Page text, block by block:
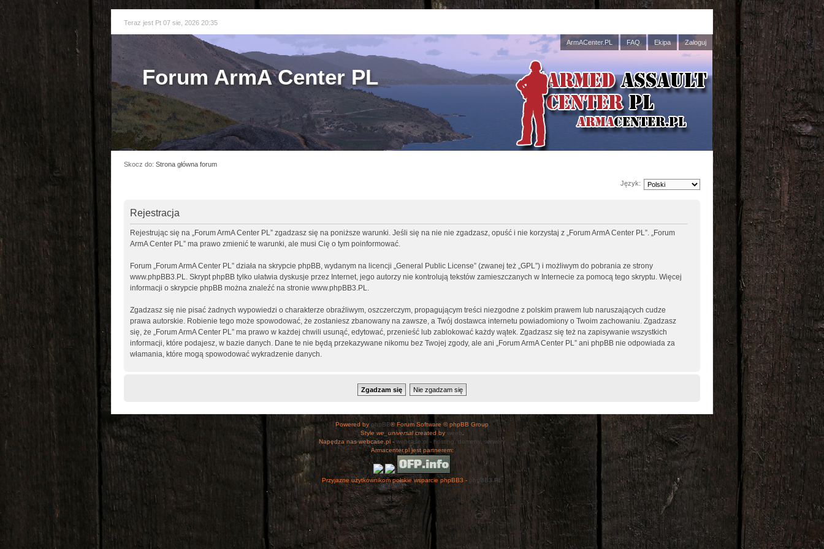
Teraz jest Pt 07 sie, 2026 20:35
ArmACenter.PL FAQ Ekipa Zaloguj
Forum ArmA Center PL
Skocz do: Strona główna forum
Język:
Rejestracja
Rejestrując się na „Forum ArmA Center PL” zgadzasz się na poniższe warunki. Jeśli się na nie nie zgadzasz, opuść i nie korzystaj z „Forum ArmA Center PL”. „Forum
ArmA Center PL” ma prawo zmienić te warunki, ale musi Cię o tym poinformować.
Forum „Forum ArmA Center PL” działa na skrypcie phpBB, wydanym na licencji „ General Public License” (zwanej też „GPL”) i możliwym do pobrania ze strony
www.phpBB3.PL
. Skrypt phpBB tylko ułatwia dyskusje przez Internet, jego autorzy nie kontrolują tekstów zamieszczanych w Internecie za pomocą tego skryptu. Więcej
informacji o skrypcie phpBB można znaleźć na stronie www.phpBB3.PL
Zgadzasz się nie pisać żadnych wypowiedzi o charakterze obraźliwym, oszczerczym, propagującym treści niezgodne z polskim prawem lub naruszających cudze
prawa autorskie. Robienie tego może spowodować, że zostaniesz zbanowany na zawsze, a Twój dostawca internetu powiadomiony o Twoim zachowaniu. Zgadzasz
się, że „Forum ArmA Center PL” ma prawo w każdej chwili usunąć, edytować, przenieść lub zablokować każdy wątek. Zgadzasz się też na zapisywanie wszystkich
informacji, które podajesz, w bazie danych. Dane te nie będą przekazywane nikomu bez Twojej zgody, ale ani „Forum ArmA Center PL” ani phpBB nie odpowiada za
włamania, które mogą spowodować wykradzenie danych.
Powered by phpBB® Forum Software © phpBB Group
Style we_universalcreated by weeb
Napędza nas webcase.pl - webcase.pl - hosting, domeny, serwery
Armacenter.pl jest partnerem:
Przyjazne użytkownikom polskie wsparcie phpBB3 - phpBB3.PL